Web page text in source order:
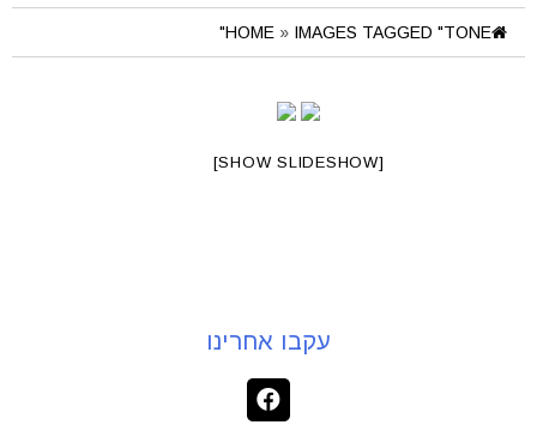
HOME » IMAGES TAGGED "TONE"
[SHOW SLIDESHOW]
עקבו אחרינו